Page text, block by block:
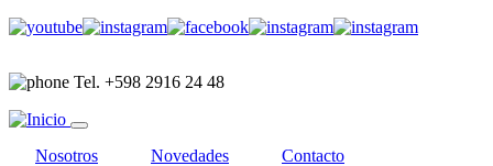
Pasar
principal Tel. +598 2916 24 48
Nosotros Novedades Contacto